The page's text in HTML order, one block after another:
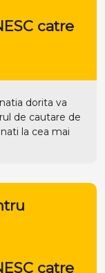
catre
dorita va
de cautare de
la cea mai
catre